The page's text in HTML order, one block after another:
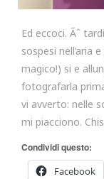
Ed eccoci. Ãˆ
sospesi nell’aria
magico!) si e
fotografarla
vi avverto: nelle
mi piacciono.
Condividi questo:
Facebook